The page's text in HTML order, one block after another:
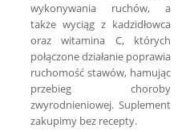
wykonywania ruchów, a
także wyciąg z kadzidłowca
oraz witamina C, których
połączone działanie poprawia
ruchomość stawów, hamując
przebieg choroby
zwyrodnieniowej. Suplement
zakupimy bez recepty.